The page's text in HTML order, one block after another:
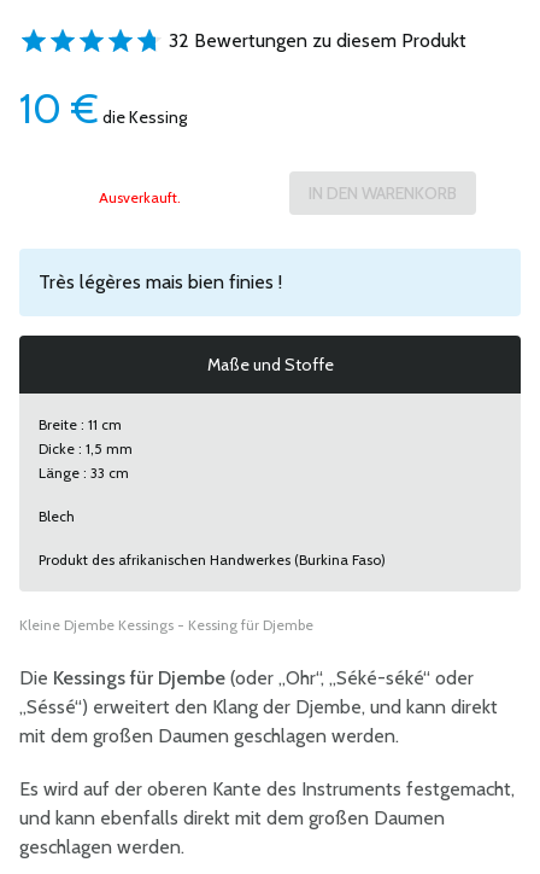
32 Bewertungen zu diesem Produkt
10 € die Kessing
Ausverkauft.
Très légères mais bien finies !
Maße und Stoffe
Breite : 11 cm
Dicke : 1,5 mm
Länge : 33 cm
Blech
Produkt des afrikanischen Handwerkes (Burkina Faso)
Kleine Djembe Kessings - Kessing für Djembe
Die Kessings für Djembe (oder „Ohr“, „Séké-séké“ oder
„Séssé“) erweitert den Klang der Djembe, und kann direkt
mit dem großen Daumen geschlagen werden.
Es wird auf der oberen Kante des Instruments festgemacht,
und kann ebenfalls direkt mit dem großen Daumen
geschlagen werden.